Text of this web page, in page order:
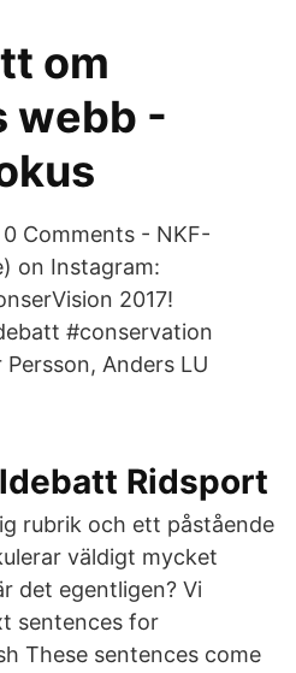
om
webb -
Comments - NKF-
on Instagram:
2017!
#conservation
Anders LU
Ridsport
rubrik och ett påstående
väldigt mycket
det egentligen? Vi
sentences for
These sentences come